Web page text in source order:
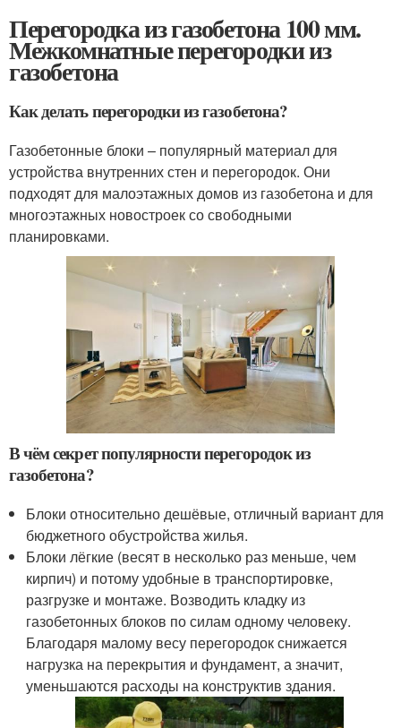
Перегородка из газобетона 100 мм.
Межкомнатные перегородки из
газобетона
Как делать перегородки из газобетона?
Газобетонные блоки – популярный материал для
устройства внутренних стен и перегородок. Они
подходят для малоэтажных домов из газобетона и для
многоэтажных новостроек со свободными
планировками.
В чём секрет популярности перегородок из
газобетона?
Блоки относительно дешёвые, отличный вариант для
бюджетного обустройства жилья.
Блоки лёгкие (весят в несколько раз меньше, чем
кирпич) и потому удобные в транспортировке,
разгрузке и монтаже. Возводить кладку из
газобетонных блоков по силам одному человеку.
Благодаря малому весу перегородок снижается
нагрузка на перекрытия и фундамент, а значит,
уменьшаются расходы на конструктив здания.